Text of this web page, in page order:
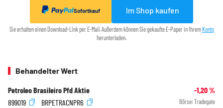
Sofortkauf Im Shop kaufen
Sie erhalten einen Download-Link per E-Mail. Außerdem können Sie gekaufte E-Paper in IhremKonto
herunterladen.
Behandelter Wert
Petroleo Brasileiro Pfd Aktie -1,20%
899019
BRPETRACNPR6 Börse: Tradegate